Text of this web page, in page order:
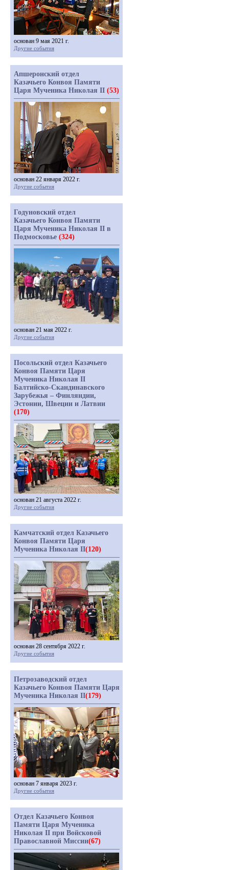
основан 9 мая 2021 г.
Другие события
Апшеронский отдел
Казачьего Конвоя Памяти
Царя Мученика Николая II (53)
основан 22 января 2022 г.
Другие события
Годуновский отдел
Казачьего Конвоя Памяти
Царя Мученика Николая II в
Подмосковье (324)
основан 21 мая 2022 г.
Другие события
Посольский отдел Казачьего
Конвоя Памяти Царя
Мученика Николая II
Балтийско-Скандинавского
Зарубежья – Финляндии,
Эстонии, Швеции и Латвии
(170)
основан 21 августа 2022 г.
Другие события
Камчатский отдел Казачьего
Конвоя Памяти Царя
Мученика Николая II(120)
основан 28 сентября 2022 г.
Другие события
Петрозаводский отдел
Казачьего Конвоя Памяти Царя
Мученика Николая II(179)
основан 7 января 2023 г.
Другие события
Отдел Казачьего Конвоя
Памяти Царя Мученика
Николая II при Войсковой
Православной Миссии(67)